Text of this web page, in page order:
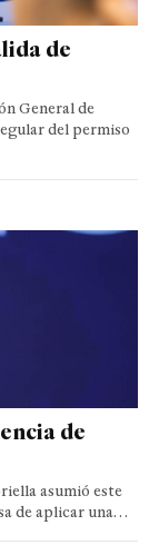
de
General de
del permiso
de
asumió este
de aplicar una…